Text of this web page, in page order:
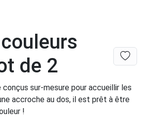
de 2
sur-mesure pour accueillir les
accroche au dos, il est prêt à être
!